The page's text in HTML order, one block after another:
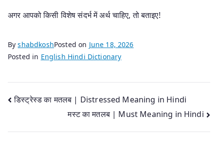
अगर आपको किसी विशेष संदर्भ में अर्थ चाहिए, तो बताइए!
ByshabdkoshPosted on June 18, 2026
Posted in English Hindi Dictionary
Post
navigation
डिस्ट्रेस्ड का मतलब | Distressed Meaning in Hindi
मस्ट का मतलब | Must Meaning in Hindi